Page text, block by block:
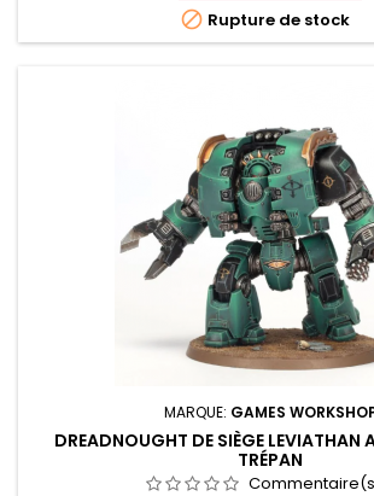
 Rupture de stock
MARQUE: GAMES
DREADNOUGHT DE SIÈGE LEVIATHAN
TRÉPAN